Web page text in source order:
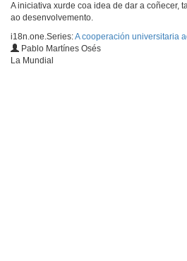
A iniciativa xurde coa idea de dar a coñecer,
ao desenvolvemento.
i18n.one.Series:A cooperación universitaria
Pablo Martínes Osés
La Mundial